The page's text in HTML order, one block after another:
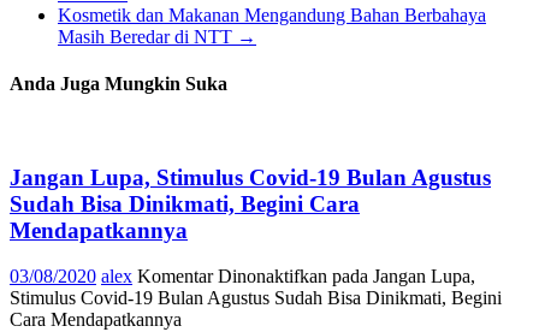
Kosmetik dan Makanan Mengandung Bahan Berbahaya
Masih Beredar di NTT →
Anda Juga Mungkin Suka
Jangan Lupa, Stimulus Covid-19 Bulan Agustus
Sudah Bisa Dinikmati, Begini Cara
Mendapatkannya
03/08/2020 alex Komentar Dinonaktifkan pada Jangan Lupa,
Stimulus Covid-19 Bulan Agustus Sudah Bisa Dinikmati, Begini
Cara Mendapatkannya